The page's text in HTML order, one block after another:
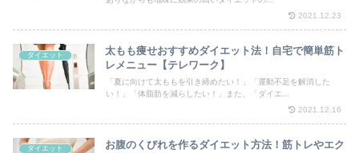
2021.12.23
ダイエット
太もも痩せおすすめダイエット法！自宅で簡単筋ト
レメニュー【テレワーク】
「夏に向けて太ももを引き締めたい！」「運動不足を解消した
い！」「体脂肪を減らしたい！」また、「ダイエ...
2021.12.16
ダイエット
お腹のくびれを作るダイエット方法！筋トレやエク